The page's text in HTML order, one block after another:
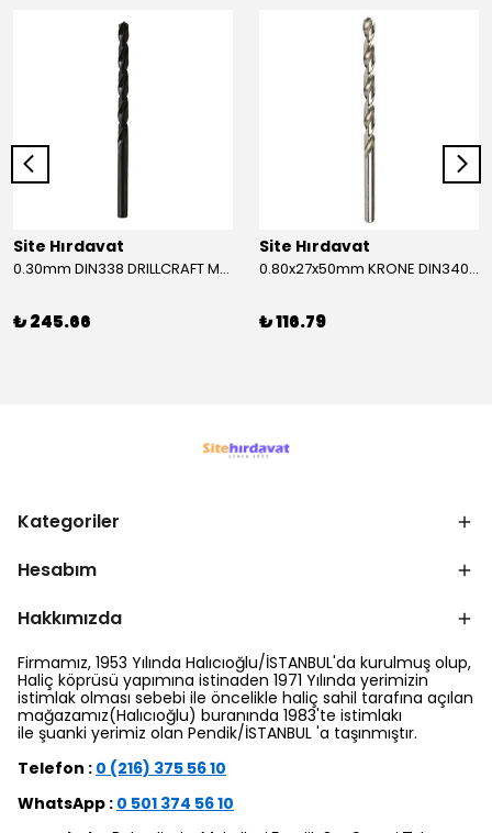
Site Hırdavat
0.30mm DIN338 DRILLCRAFT MATKAP UCU HSS 10 Adet
₺ 245.66
Site Hırdavat
0.80x27x50mm KRONE DIN340 UZUN MATKAP UCU HSS 10 Adet
₺ 116.79
Kategoriler
Hesabım
Hakkımızda
Firmamız, 1953 Yılında Halıcıoğlu/İSTANBUL'da kurulmuş olup,
Haliç köprüsü yapımına istinaden 1971 Yılında yerimizin
istimlak olması sebebi ile öncelikle haliç sahil tarafına açılan
mağazamız(Halıcıoğlu) buranında 1983'te istimlakı
ile şuanki yerimiz olan Pendik/İSTANBUL 'a taşınmıştır.
Telefon : 0 (216) 375 56 10
WhatsApp : 0 501 374 56 10